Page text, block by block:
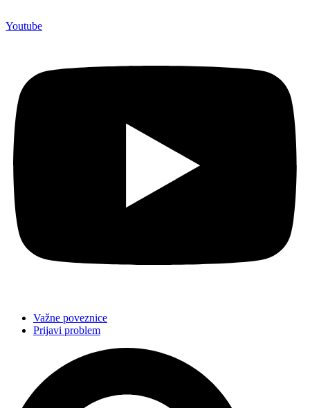
Youtube
Važne poveznice
Prijavi problem